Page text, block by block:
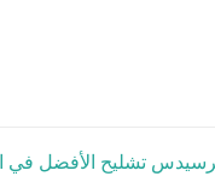
تشليح الأفضل في